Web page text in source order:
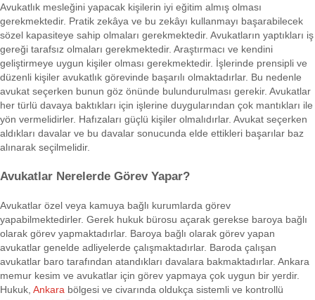
Avukatlık mesleğini yapacak kişilerin iyi eğitim almış olması
gerekmektedir. Pratik zekâya ve bu zekâyı kullanmayı başarabilecek
sözel kapasiteye sahip olmaları gerekmektedir. Avukatların yaptıkları iş
gereği tarafsız olmaları gerekmektedir. Araştırmacı ve kendini
geliştirmeye uygun kişiler olması gerekmektedir. İşlerinde prensipli ve
düzenli kişiler avukatlık görevinde başarılı olmaktadırlar. Bu nedenle
avukat seçerken bunun göz önünde bulundurulması gerekir. Avukatlar
her türlü davaya baktıkları için işlerine duygularından çok mantıkları ile
yön vermelidirler. Hafızaları güçlü kişiler olmalıdırlar. Avukat seçerken
aldıkları davalar ve bu davalar sonucunda elde ettikleri başarılar baz
alınarak seçilmelidir.
Avukatlar Nerelerde Görev Yapar?
Avukatlar özel veya kamuya bağlı kurumlarda görev
yapabilmektedirler. Gerek hukuk bürosu açarak gerekse baroya bağlı
olarak görev yapmaktadırlar. Baroya bağlı olarak görev yapan
avukatlar genelde adliyelerde çalışmaktadırlar. Baroda çalışan
avukatlar baro tarafından atandıkları davalara bakmaktadırlar. Ankara
memur kesim ve avukatlar için görev yapmaya çok uygun bir yerdir.
Hukuk, Ankara bölgesi ve civarında oldukça sistemli ve kontrollü